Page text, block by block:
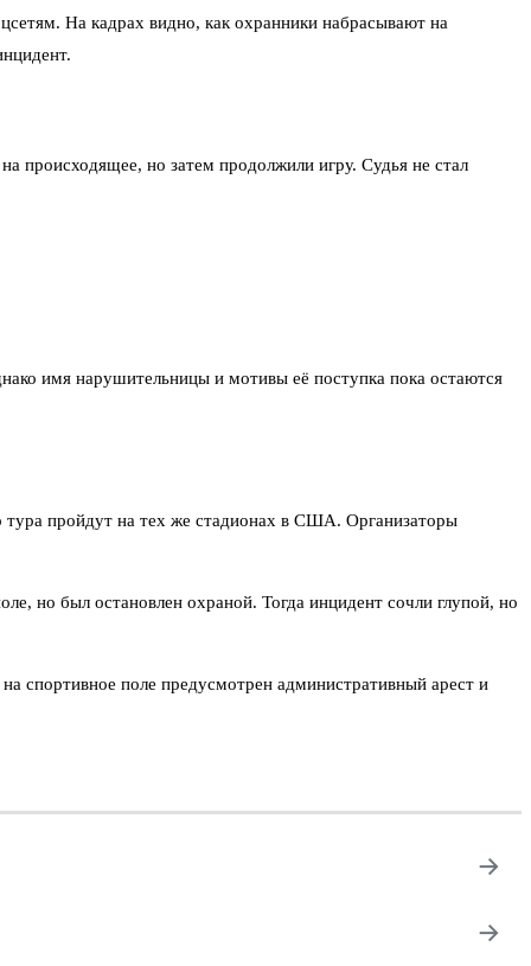
На кадрах видно, как охранники набрасывают на
происходящее, но затем продолжили игру. Судья не стал
имя нарушительницы и мотивы её поступка пока остаются
тура пройдут на тех же стадионах в США. Организаторы
но был остановлен охраной. Тогда инцидент сочли глупой, но
спортивное поле предусмотрен административный арест и
→
→